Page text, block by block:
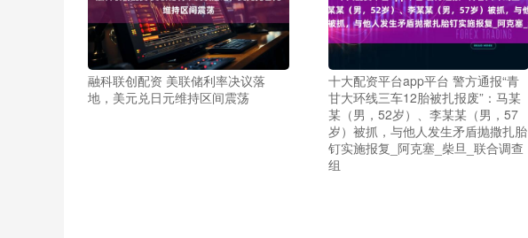
融科联创配资 美联储利率决议落
地，美元兑日元维持区间震荡
十大配资平台app平台 警方通报“青
甘大环线三车12胎被扎报废”：马某
某（男，52岁）、李某某（男，57
岁）被抓，与他人发生矛盾抛撒扎胎
钉实施报复_阿克塞_柴旦_联合调查
组